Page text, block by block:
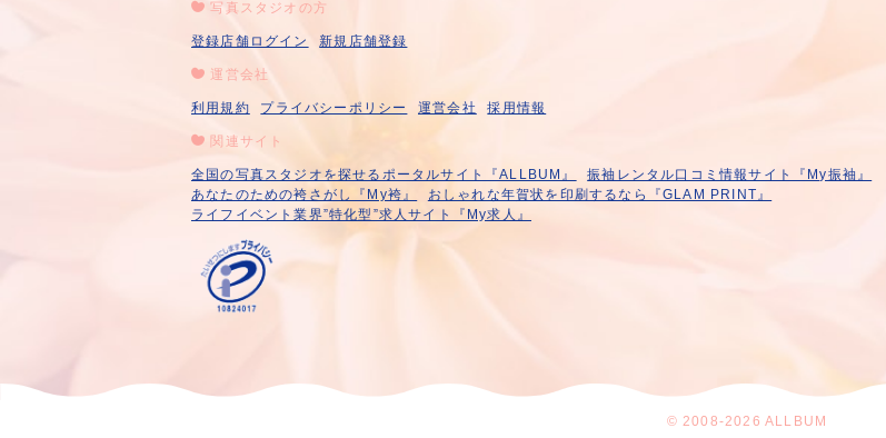
写真スタジオの方
登録店舗ログイン 新規店舗登録
運営会社
利用規約 プライバシーポリシー 運営会社 採用情報
関連サイト
全国の写真スタジオを探せるポータルサイト『ALLBUM』
振袖レンタル口コミ情報サイト『My振袖』
あなたのための袴さがし『My袴』
おしゃれな年賀状を印刷するなら『GLAM PRINT』
ライフイベント業界”特化型”求人サイト『My求人』
© 2008-2026 ALLBUM